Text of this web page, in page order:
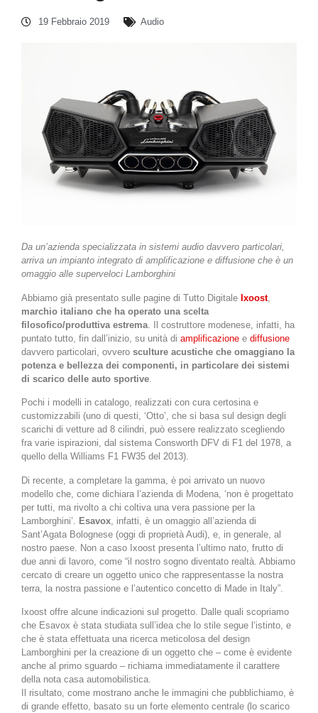
19 Febbraio 2019 Audio
Da un’azienda specializzata in sistemi audio davvero particolari,
arriva un impianto integrato di amplificazione e diffusione che è un
omaggio alle superveloci Lamborghini
Abbiamo già presentato sulle pagine di Tutto Digitale Ixoost,
marchio italiano che ha operato una scelta
filosofico/produttiva estrema . Il costruttore modenese, infatti, ha
puntato tutto, fin dall’inizio, su unità di amplificazione e diffusione
davvero particolari, ovvero sculture acustiche che omaggiano la
potenza e bellezza dei componenti, in particolare dei sistemi
di scarico delle auto sportive
Pochi i modelli in catalogo, realizzati con cura certosina e
customizzabili (uno di questi, ‘Otto’, che si basa sul design degli
scarichi di vetture ad 8 cilindri, può essere realizzato scegliendo
fra varie ispirazioni, dal sistema Consworth DFV di F1 del 1978, a
quello della Williams F1 FW35 del 2013).
Di recente, a completare la gamma, è poi arrivato un nuovo
modello che, come dichiara l’azienda di Modena, ‘non è progettato
per tutti, ma rivolto a chi coltiva una vera passione per la
Lamborghini’. Esavox , infatti, è un omaggio all’azienda di
Sant’Agata Bolognese (oggi di proprietà Audi), e, in generale, al
nostro paese. Non a caso Ixoost presenta l’ultimo nato, frutto di
due anni di lavoro, come “il nostro sogno diventato realtà. Abbiamo
cercato di creare un oggetto unico che rappresentasse la nostra
terra, la nostra passione e l’autentico concetto di Made in Italy”.
Ixoost offre alcune indicazioni sul progetto. Dalle quali scopriamo
che Esavox è stata studiata sull’idea che lo stile segue l’istinto, e
che è stata effettuata una ricerca meticolosa del design
Lamborghini per la creazione di un oggetto che – come è evidente
anche al primo sguardo – richiama immediatamente il carattere
della nota casa automobilistica.
Il risultato, come mostrano anche le immagini che pubblichiamo, è
di grande effetto, basato su un forte elemento centrale (lo scarico